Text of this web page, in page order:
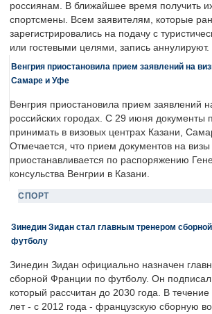
россиянам. В ближайшее время получить
спортсмены. Всем заявителям, которые
зарегистрировались на подачу с
или гостевыми целями, запись аннулируют.
Венгрия приостановила прием заявлений на
Самаре и Уфе
Венгрия приостановила прием заявлений
российских городах. С 29 июня документы
принимать в визовых центрах Казани,
Отмечается, что прием документов на визы
приостанавливается по распоряжению
консульства Венгрии в Казани.
СПОРТ
Зинедин Зидан стал главным тренером
футболу
Зинедин Зидан официально назначен
сборной Франции по футболу. Он подписал
который рассчитан до 2030 года. В
лет - с 2012 года - французскую сборную